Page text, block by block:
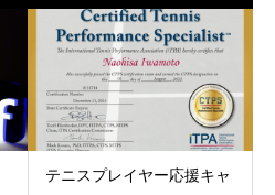
テニスプレイヤー応援キャ